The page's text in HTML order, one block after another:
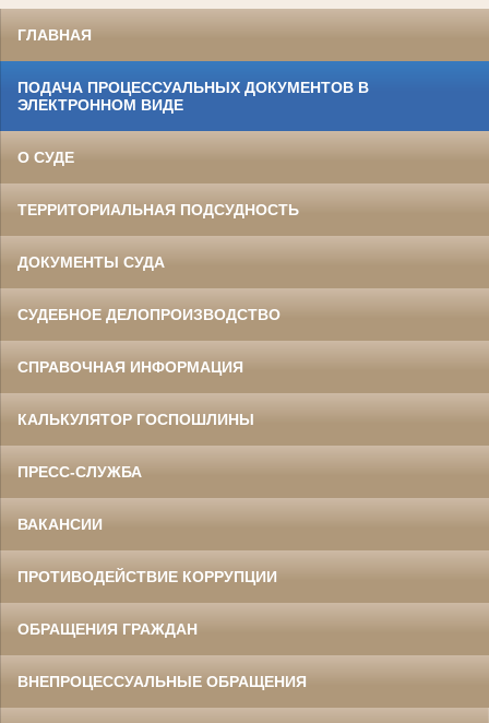
ГЛАВНАЯ
ПОДАЧА ПРОЦЕССУАЛЬНЫХ ДОКУМЕНТОВ В
ЭЛЕКТРОННОМ ВИДЕ
О СУДЕ
ТЕРРИТОРИАЛЬНАЯ ПОДСУДНОСТЬ
ДОКУМЕНТЫ СУДА
СУДЕБНОЕ ДЕЛОПРОИЗВОДСТВО
СПРАВОЧНАЯ ИНФОРМАЦИЯ
КАЛЬКУЛЯТОР ГОСПОШЛИНЫ
ПРЕСС-СЛУЖБА
ВАКАНСИИ
ПРОТИВОДЕЙСТВИЕ КОРРУПЦИИ
ОБРАЩЕНИЯ ГРАЖДАН
ВНЕПРОЦЕССУАЛЬНЫЕ ОБРАЩЕНИЯ